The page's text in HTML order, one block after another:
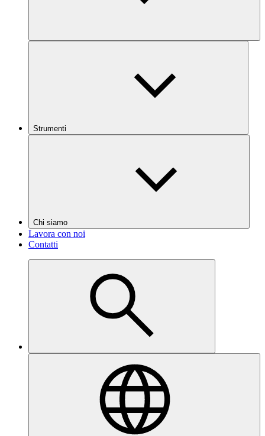
Strumenti
Chi siamo
Lavora con noi
Contatti